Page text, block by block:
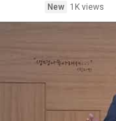
New
1K views